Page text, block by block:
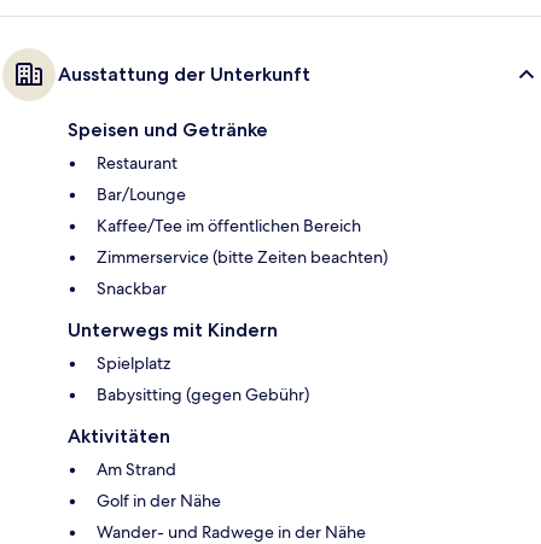
Ausstattung der Unterkunft
Speisen und Getränke
Restaurant
Bar/Lounge
Kaffee/Tee im öffentlichen Bereich
Zimmerservice (bitte Zeiten beachten)
Snackbar
Unterwegs mit Kindern
Spielplatz
Babysitting (gegen Gebühr)
Aktivitäten
Am Strand
Golf in der Nähe
Wander- und Radwege in der Nähe